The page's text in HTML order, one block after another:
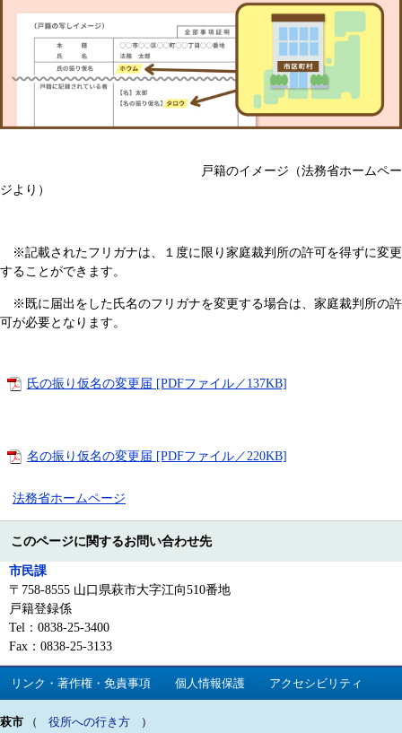
戸籍のイメージ（法務省ホームペー
ジより）
※記載されたフリガナは、１度に限り家庭裁判所の許可を得ずに変更
することができます。
※既に届出をした氏名のフリガナを変更する場合は、家庭裁判所の許
可が必要となります。
氏の振り仮名の変更届 [PDFファイル／137KB]
名の振り仮名の変更届 [PDFファイル／220KB]
法務省ホームページ
このページに関するお問い合わせ先
市民課
〒758-8555 山口県萩市大字江向510番地
戸籍登録係
Tel：0838-25-3400
Fax：0838-25-3133
リンク・著作権・免責事項 個人情報保護 アクセシビリティ
萩市 （ 役所への行き方 ）